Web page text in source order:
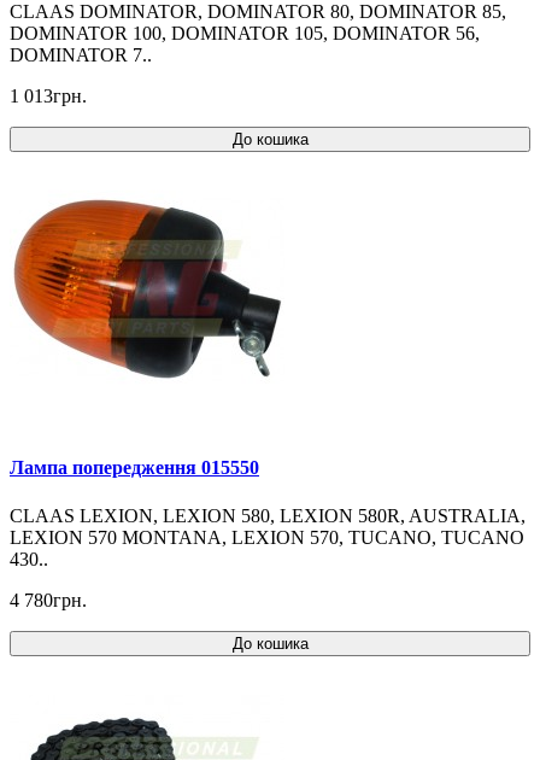
CLAAS DOMINATOR, DOMINATOR 80, DOMINATOR 85,
DOMINATOR 100, DOMINATOR 105, DOMINATOR 56,
DOMINATOR 7..
1 013грн.
До кошика
Лампа попередження 015550
CLAAS LEXION, LEXION 580, LEXION 580R, AUSTRALIA,
LEXION 570 MONTANA, LEXION 570, TUCANO, TUCANO
430..
4 780грн.
До кошика